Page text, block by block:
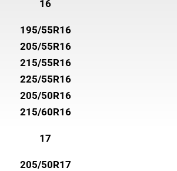
16
195/55R16
205/55R16
215/55R16
225/55R16
205/50R16
215/60R16
17
205/50R17